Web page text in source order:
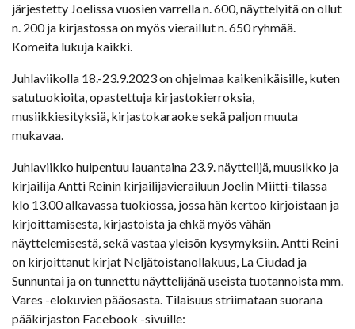
järjestetty Joelissa vuosien varrella n. 600, näyttelyitä on ollut
n. 200 ja kirjastossa on myös vieraillut n. 650 ryhmää.
Komeita lukuja kaikki.
Juhlaviikolla 18.-23.9.2023 on ohjelmaa kaikenikäisille, kuten
satutuokioita, opastettuja kirjastokierroksia,
musiikkiesityksiä, kirjastokaraoke sekä paljon muuta
mukavaa.
Juhlaviikko huipentuu lauantaina 23.9. näyttelijä, muusikko ja
kirjailija Antti Reinin kirjailijavierailuun Joelin Miitti-tilassa
klo 13.00 alkavassa tuokiossa, jossa hän kertoo kirjoistaan ja
kirjoittamisesta, kirjastoista ja ehkä myös vähän
näyttelemisestä, sekä vastaa yleisön kysymyksiin. Antti Reini
on kirjoittanut kirjat Neljätoistanollakuus, La Ciudad ja
Sunnuntai ja on tunnettu näyttelijänä useista tuotannoista mm.
Vares -elokuvien pääosasta. Tilaisuus striimataan suorana
pääkirjaston Facebook -sivuille: